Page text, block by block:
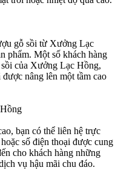
gỗ sồi từ Xưởng Lạc
phẩm. Một số khách hàng
của Xưởng Lạc Hồng,
nâng lên một tầm cao
bạn có thể liên hệ trực
số điện thoại được cung
cho khách hàng những
vụ hậu mãi chu đáo.